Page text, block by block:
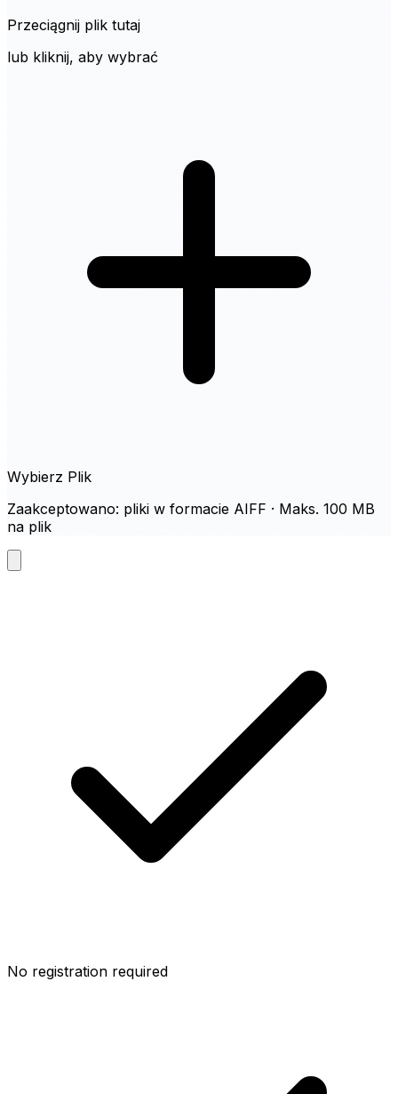
Przeciągnij plik tutaj
lub kliknij, aby wybrać
Wybierz Plik
Zaakceptowano: pliki w formacie AIFF · Maks. 100 MB
na plik
No registration required